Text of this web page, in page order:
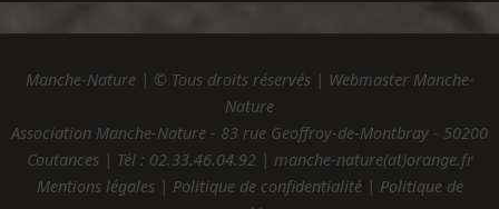
Manche-Nature | © Tous droits réservés | Webmaster Manche-
Nature
Association Manche-Nature - 83 rue Geoffroy-de-Montbray - 50200
Coutances | Tél : 02.33.46.04.92| manche-nature(at)orange.fr
Mentions légales| Politique de confidentialité| Politique de